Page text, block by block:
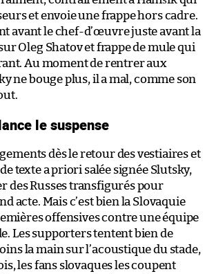
et envoie une frappe hors cadre.
avant le chef-d’œuvre juste avant la
Oleg Shatov et frappe de mule qui
Au moment de rentrer aux
ne bouge plus, il a mal, comme son
le suspense
dès le retour des vestiaires et
texte a priori salée signée Slutsky,
des Russes transfigurés pour
acte. Mais c’est bien la Slovaquie
offensives contre une équipe
Les supporters tentent bien de
la main sur l’acoustique du stade,
les fans slovaques les coupent